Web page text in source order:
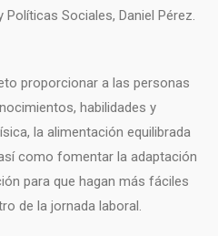
Sociales, Daniel Pérez.
proporcionar a las personas
habilidades y
la alimentación equilibrada
como fomentar la adaptación
para que hagan más fáciles
de la jornada laboral.